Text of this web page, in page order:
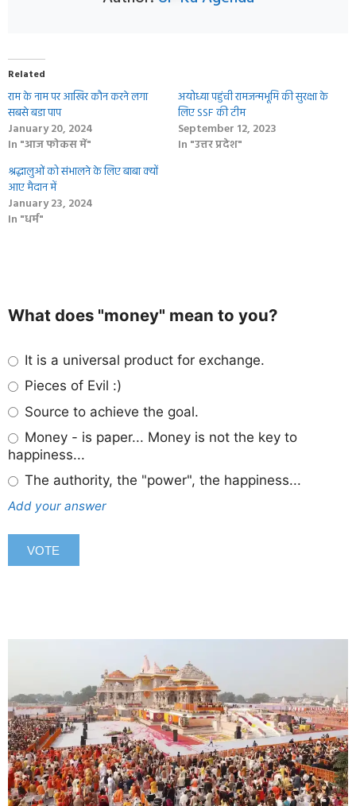
Related
राम के नाम पर आखिर कौन करने लगा
सबसे बडा पाप
January 20, 2024
In "आज फोकस में"
अयोध्या पहुंची रामजन्मभूमि की सुरक्षा के
लिए SSF की टीम
September 12, 2023
In "उत्तर प्रदेश"
श्रद्धालुओं को संभालने के लिए बाबा क्‍यों
आए मैदान में
January 23, 2024
In "धर्म"
What does "money" mean to you?
It is a universal product for exchange.
Pieces of Evil :)
Source to achieve the goal.
Money - is paper... Money is not the key to
happiness...
The authority, the "power", the happiness...
Add your answer